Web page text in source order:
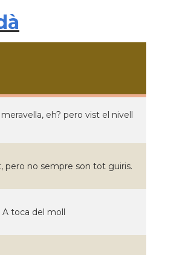
eh? pero vist el nivell
pero no sempre son tot guiris.
toca del moll